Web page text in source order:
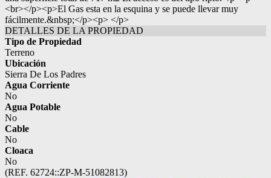
<br></p><p>El Gas esta en la esquina y se puede llevar muy
fácilmente.&nbsp;</p><p> </p>
DETALLES DE LA PROPIEDAD
Tipo de Propiedad
Terreno
Ubicación
Sierra De Los Padres
Agua Corriente
No
Agua Potable
No
Cable
No
Cloaca
No
(REF. 62724::ZP-M-51082813)